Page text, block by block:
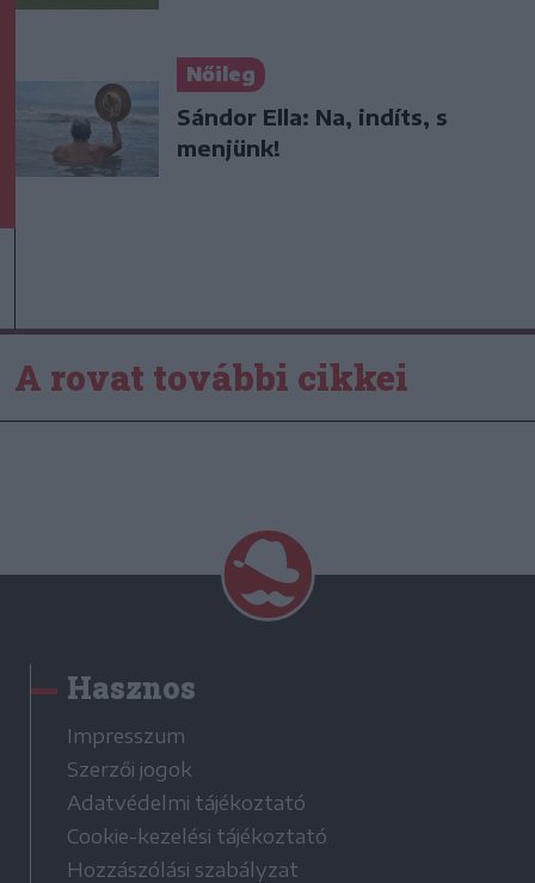
Nőileg
Sándor Ella: Na, indíts, s
menjünk!
A rovat további cikkei
Hasznos
Impresszum
Szerzői jogok
Adatvédelmi tájékoztató
Cookie-kezelési tájékoztató
Hozzászólási szabályzat